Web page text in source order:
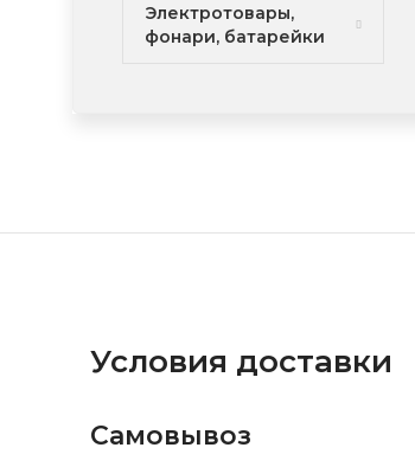
Электротовары,
фонари, батарейки
Условия доставки
Самовывоз